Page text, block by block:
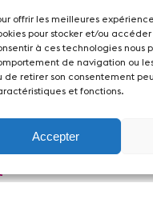
offrir les meilleures
pour stocker et/ou
à ces technologies nous
de navigation ou
de retirer son consentement
et fonctions.
Accepter